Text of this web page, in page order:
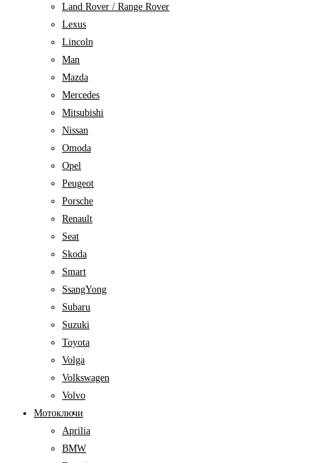
Land Rover / Range Rover
Lexus
Lincoln
Man
Mazda
Mercedes
Mitsubishi
Nissan
Omoda
Opel
Peugeot
Porsche
Renault
Seat
Skoda
Smart
SsangYong
Subaru
Suzuki
Toyota
Volga
Volkswagen
Volvo
Мотоключи
Aprilia
BMW